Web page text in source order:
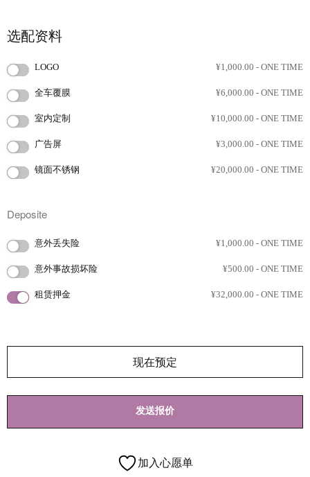
选配资料
LOGO ¥1,000.00 - ONE TIME
全车覆膜 ¥6,000.00 - ONE TIME
室内定制 ¥10,000.00 - ONE TIME
广告屏 ¥3,000.00 - ONE TIME
镜面不锈钢 ¥20,000.00 - ONE TIME
Deposite
意外丢失险 ¥1,000.00 - ONE TIME
意外事故损坏险 ¥500.00 - ONE TIME
租赁押金 ¥32,000.00 - ONE TIME
现在预定
发送报价
加入心愿单